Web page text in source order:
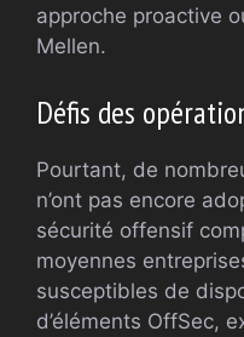
approche proactive
Mellen.
Défis des
Pourtant, de
n’ont pas encore
sécurité offensif
moyennes
susceptibles de
d’éléments OffSec,